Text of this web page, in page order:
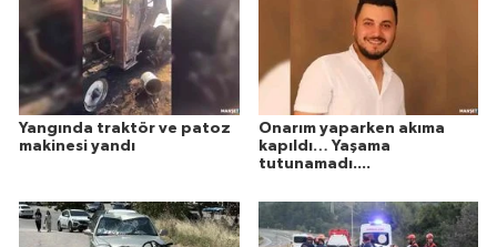
Yangında traktör ve patoz
makinesi yandı
Onarım yaparken akıma
kapıldı… Yaşama
tutunamadı....